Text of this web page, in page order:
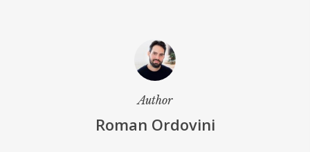
Author
Roman Ordovini